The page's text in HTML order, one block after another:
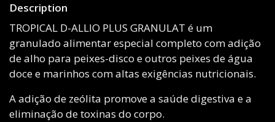
Description
TROPICAL D-ALLIO PLUS GRANULAT é um
granulado alimentar especial completo com adição
de alho para peixes-disco e outros peixes de água
doce e marinhos com altas exigências nutricionais.
A adição de zeólita promove a saúde digestiva e a
eliminação de toxinas do corpo.